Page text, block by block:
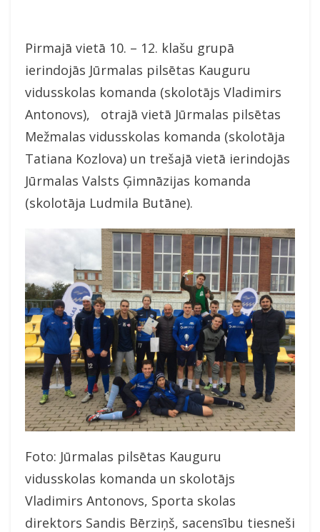
Pirmajā vietā 10. – 12. klašu grupā
ierindojās Jūrmalas pilsētas Kauguru
vidusskolas komanda (skolotājs Vladimirs
Antonovs), otrajā vietā Jūrmalas pilsētas
Mežmalas vidusskolas komanda (skolotāja
Tatiana Kozlova) un trešajā vietā ierindojās
Jūrmalas Valsts Ģimnāzijas komanda
(skolotāja Ludmila Butāne).
Foto: Jūrmalas pilsētas Kauguru
vidusskolas komanda un skolotājs
Vladimirs Antonovs, Sporta skolas
direktors Sandis Bērziņš, sacensību tiesneši